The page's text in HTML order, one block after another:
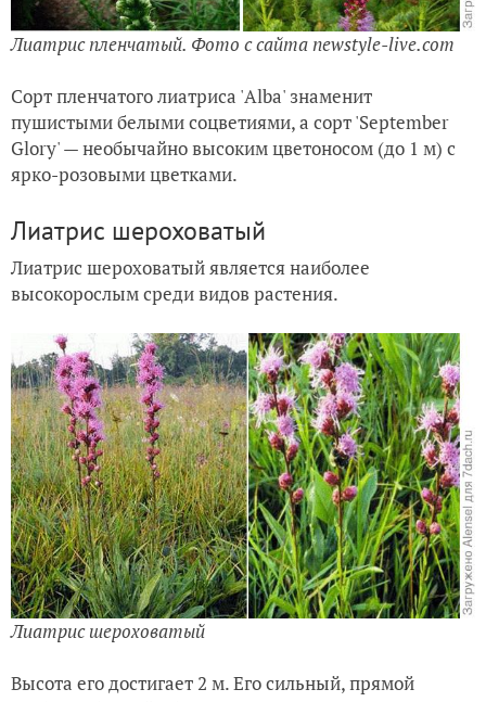
Лиатрис пленчатый. Фото с сайтаnewstyle-live.com
Сорт пленчатого лиатриса 'Alba' знаменит
пушистыми белыми соцветиями, а сорт 'September
Glory' — необычайно высоким цветоносом (до 1 м) с
ярко-розовыми цветками.
Лиатрис шероховатый
Лиатрис шероховатый является наиболее
высокорослым среди видов растения.
Лиатрис шероховатый
Высота его достигает 2 м. Его сильный, прямой